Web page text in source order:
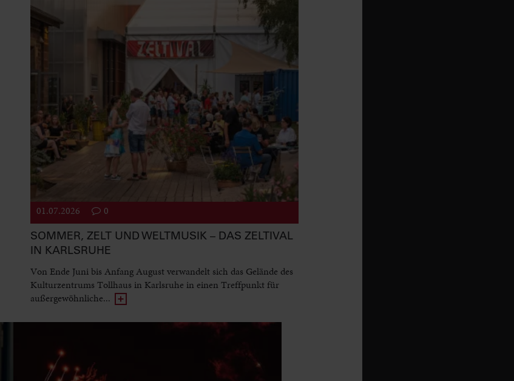
01.07.2026 0
SOMMER, ZELT UND WELTMUSIK – DAS ZELTIVAL
IN KARLSRUHE
Von Ende Juni bis Anfang August verwandelt sich das Gelände des
Kulturzentrums Tollhaus in Karlsruhe in einen Treffpunkt für
außergewöhnliche...